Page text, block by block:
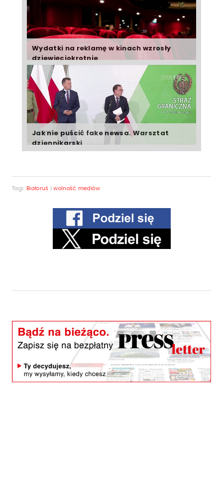
Wydatki na reklamę w kinach wzrosły
dziewięciokrotnie
Jak nie puścić fake newsa. Warsztat
dziennikarski
Tagi: Białoruś |wolność mediów